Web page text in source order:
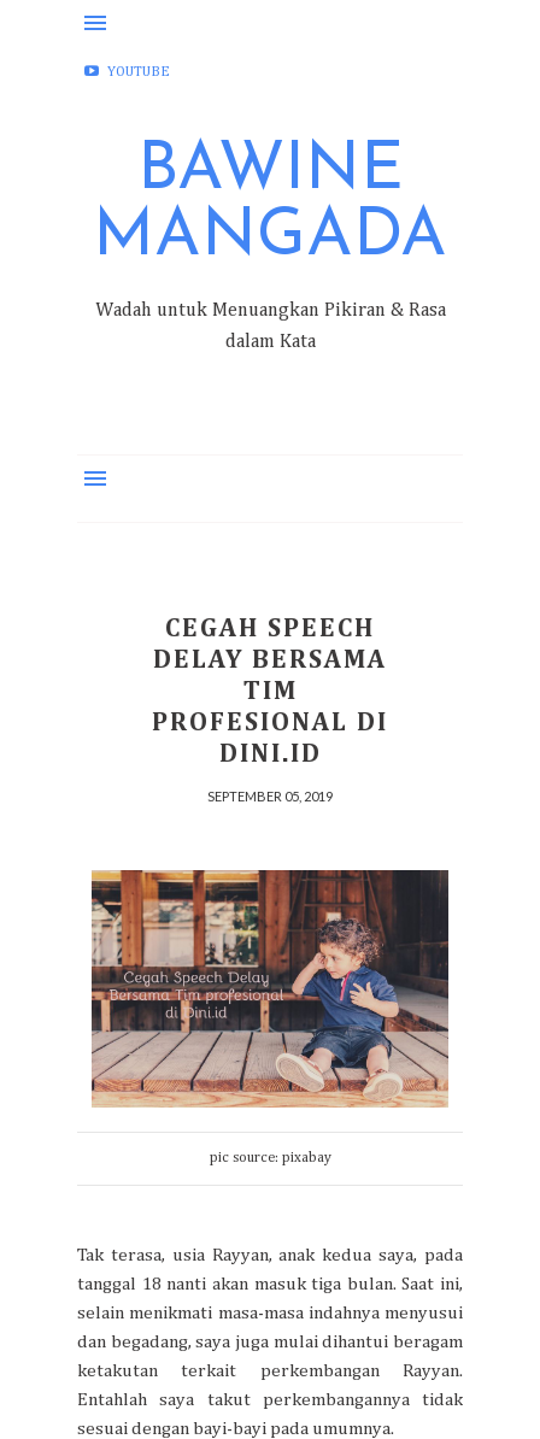
FACEBOOK
YOUTUBE
BAWINE
MANGADA
Wadah untuk Menuangkan Pikiran & Rasa
dalam Kata
CEGAH SPEECH
DELAY BERSAMA
TIM
PROFESIONAL DI
DINI.ID
SEPTEMBER 05, 2019
pic source: pixabay
Tak terasa, usia Rayyan, anak kedua saya, pada
tanggal 18 nanti akan masuk tiga bulan. Saat ini,
selain menikmati masa-masa indahnya menyusui
dan begadang, saya juga mulai dihantui beragam
ketakutan terkait perkembangan Rayyan.
Entahlah saya takut perkembangannya tidak
sesuai dengan bayi-bayi pada umumnya.